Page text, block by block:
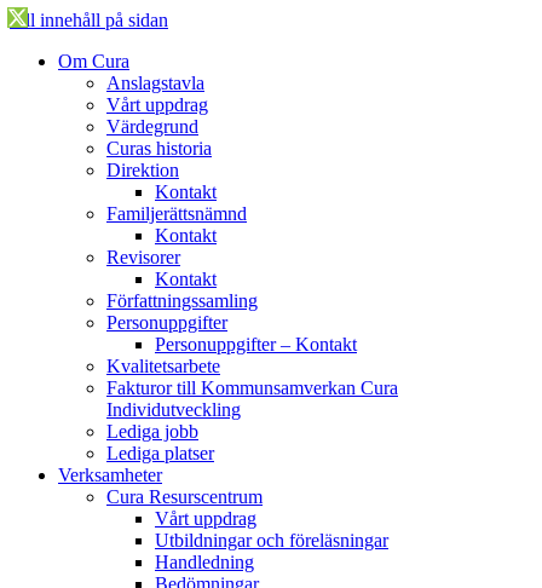
Till innehåll på sidan
menynOm Cura
Anslagstavla
Vårt uppdrag
Värdegrund
Curas historia
Direktion
Kontakt
Familjerättsnämnd
Kontakt
Revisorer
Kontakt
Författningssamling
Personuppgifter
Personuppgifter – Kontakt
Kvalitetsarbete
Fakturor till Kommunsamverkan Cura
Individutveckling
Lediga jobb
Lediga platser
Verksamheter
Cura Resurscentrum
Vårt uppdrag
Utbildningar och föreläsningar
Handledning
Bedömningar